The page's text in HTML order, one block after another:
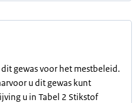
gewas voor het mestbeleid.
u dit gewas kunt
u in Tabel 2 Stikstof